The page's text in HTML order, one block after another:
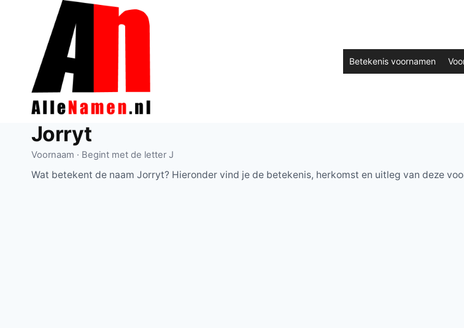
Betekenis voornamen
Jorryt
Voornaam · Begint met de letter J
Wat betekent de naam Jorryt? Hieronder vind je de betekenis, herkomst en uitleg van deze